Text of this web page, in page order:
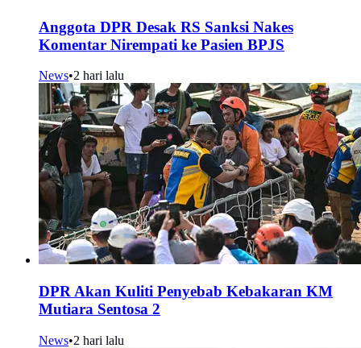
Anggota DPR Desak RS Sanksi Nakes
Komentar Nirempati ke Pasien BPJS
News•2 hari lalu
DPR Akan Kuliti Penyebab Kebakaran KM
Mutiara Sentosa 2
News•2 hari lalu